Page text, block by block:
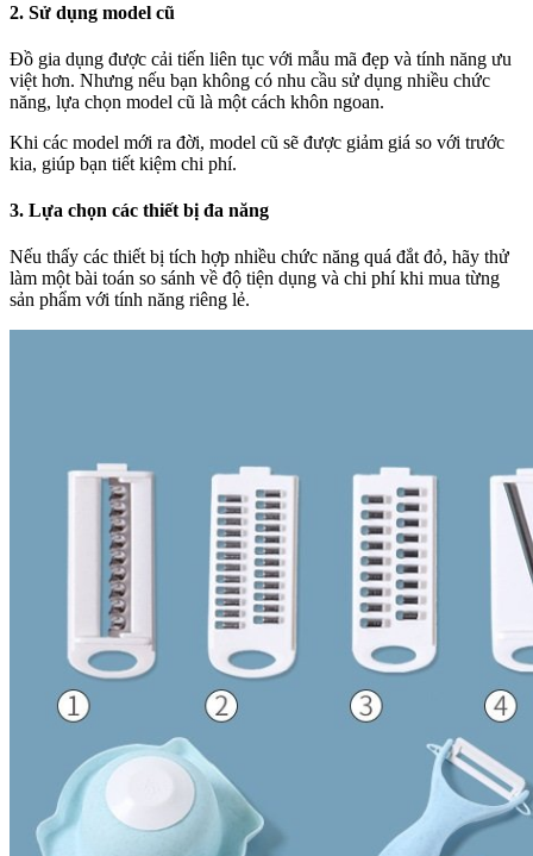
2. Sử dụng model cũ
Đồ gia dụng được cải tiến liên tục với mẫu mã đẹp và tính năng ưu
việt hơn. Nhưng nếu bạn không có nhu cầu sử dụng nhiều chức
năng, lựa chọn model cũ là một cách khôn ngoan.
Khi các model mới ra đời, model cũ sẽ được giảm giá so với trước
kia, giúp bạn tiết kiệm chi phí.
3. Lựa chọn các thiết bị đa năng
Nếu thấy các thiết bị tích hợp nhiều chức năng quá đắt đỏ, hãy thử
làm một bài toán so sánh về độ tiện dụng và chi phí khi mua từng
sản phẩm với tính năng riêng lẻ.